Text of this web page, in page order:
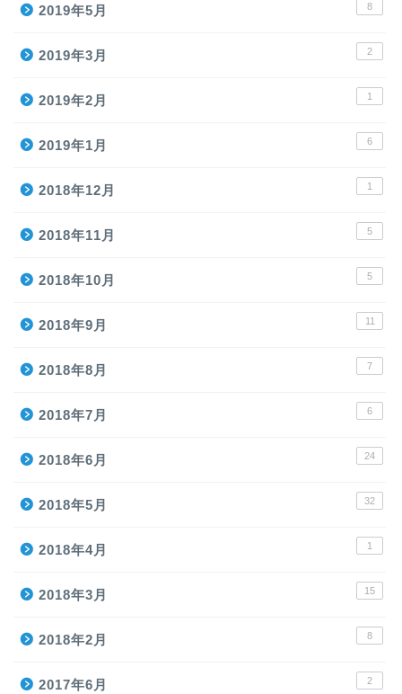
2019年5月 8
2019年3月 2
2019年2月 1
2019年1月 6
2018年12月 1
2018年11月 5
2018年10月 5
2018年9月 11
2018年8月 7
2018年7月 6
2018年6月 24
2018年5月 32
2018年4月 1
2018年3月 15
2018年2月 8
2017年6月 2